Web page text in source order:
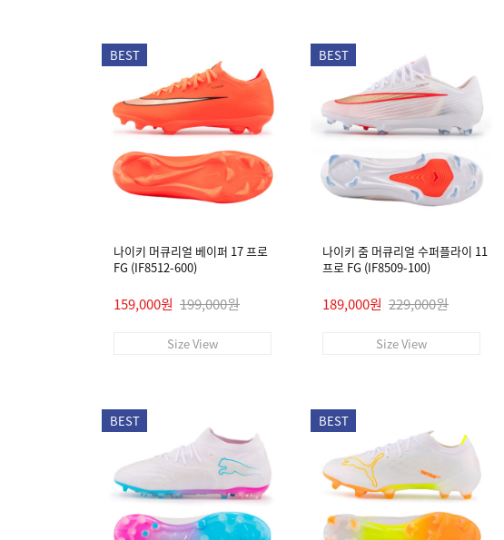
BEST
나이키 머큐리얼 베이퍼 17 프로
FG (IF8512-600)
159,000원 199,000원
Size View
BEST
나이키 줌 머큐리얼 수퍼플라이 11
프로 FG (IF8509-100)
189,000원 229,000원
Size View
BEST BEST